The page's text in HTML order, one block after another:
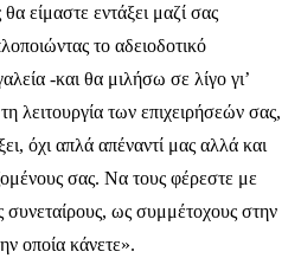
είμαστε εντάξει μαζί σας
το αδειοδοτικό
-και θα μιλήσω σε λίγο γι’
λειτουργία των επιχειρήσεών σας,
όχι απλά απέναντί μας αλλά και
σας. Να τους φέρεστε με
ως συμμέτοχους στην
οποία κάνετε».